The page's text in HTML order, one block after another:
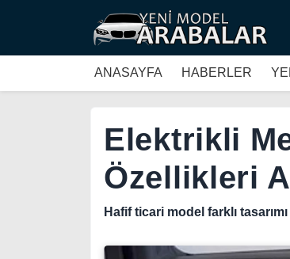
ANASAYFA HABERLER
Elektrikli
Özellikleri
Hafif ticari model farklı